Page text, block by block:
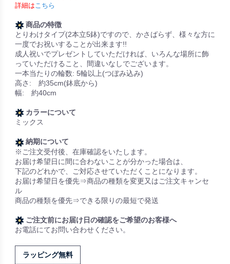
詳細は こちら
商品の特徴
とりわけタイプ(2本立5鉢)ですので、かさばらず、様々な方に
一度でお祝いすることが出来ます!!
成人祝いでプレゼントしていただければ、いろんな場所に飾
っていただけること、間違いなしでございます。
一本当たりの輪数: 5輪以上(つぼみ込み)
高さ: 約35cm(鉢底から)
幅: 約40cm
カラーについて
ミックス
納期について
※ご注文受付後、在庫確認をいたします。
お届け希望日に間に合わないことが分かった場合は、
下記のどれかで、ご対応させていただくことになります。
お届け希望日を優先⇒商品の種類を変更又はご注文キャンセ
ル
商品の種類を優先⇒できる限りの最短で発送
ご注文前にお届け日の確認をご希望のお客様へ
お電話にてお問い合わせください。
ラッピング無料